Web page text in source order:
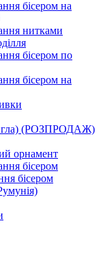
бісером на
нитками
бісером по
бісером на
игла) (РОЗПРОДАЖ)
орнамент
бісером
бісером